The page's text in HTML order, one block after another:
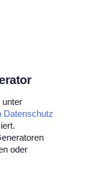
unter
Datenschutz
oder